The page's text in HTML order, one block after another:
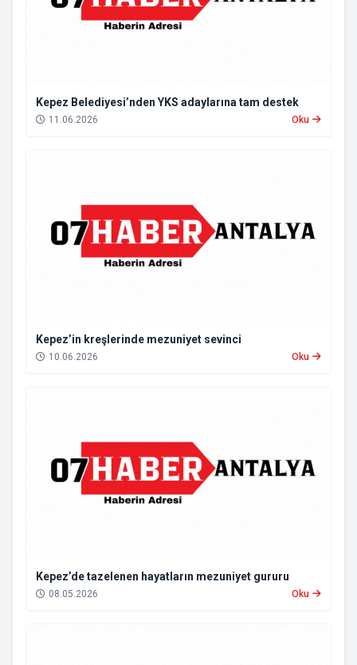
Kepez Belediyesi’nden YKS adaylarına tam destek
11.06.2026 Oku
Kepez’in kreşlerinde mezuniyet sevinci
10.06.2026 Oku
Kepez’de tazelenen hayatların mezuniyet gururu
08.05.2026 Oku